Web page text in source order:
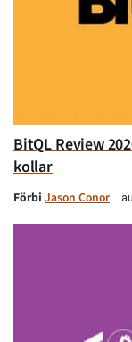
BitQL Review
kollar
Förbi Jason Conor